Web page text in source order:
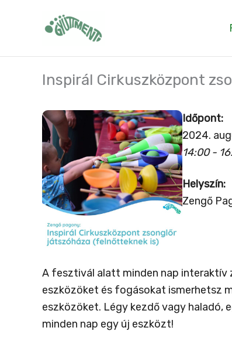
Inspirál Cirkuszközpont
Időpont:
2024.
14:00 -
Helyszín:
Zengő
A fesztivál alatt minden nap interaktív
eszközöket és fogásokat ismerhetsz
eszközöket. Légy kezdő vagy haladó,
minden nap egy új eszközt!